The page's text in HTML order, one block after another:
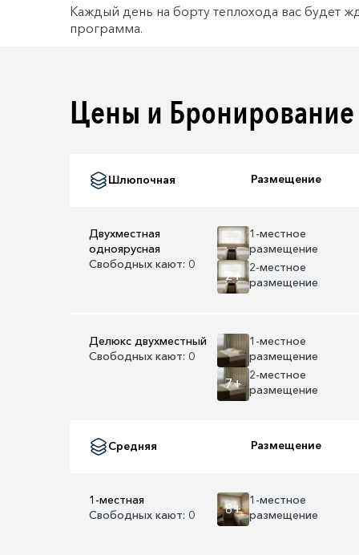
Каждый день на борту теплохода вас будет
программа.
Цены и Бронирование
Шлюпочная Размещение
Двухместная
одноярусная
Свободных кают: 0
1-местное
размещение
2+
2-местное
размещение
Делюкс двухместный
Свободных кают: 0
1-местное
размещение
7+
2-местное
размещение
Средняя Размещение
1-местная
Свободных кают: 0
8+
1-местное
размещение